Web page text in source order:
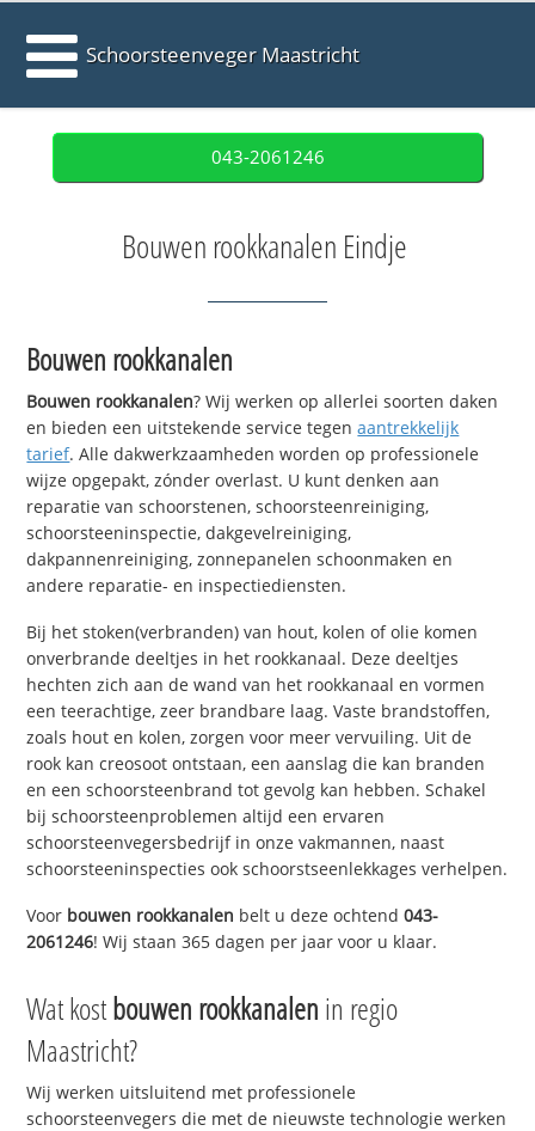
Schoorsteenveger Maastricht
043-2061246
Bouwen rookkanalen Eindje
Bouwen rookkanalen
Bouwen rookkanalen? Wij werken op allerlei soorten daken
en bieden een uitstekende service tegenaantrekkelijk
tarief. Alle dakwerkzaamheden worden op professionele
wijze opgepakt, zónder overlast. U kunt denken aan
reparatie van schoorstenen, schoorsteenreiniging,
schoorsteeninspectie, dakgevelreiniging,
dakpannenreiniging, zonnepanelen schoonmaken en
andere reparatie- en inspectiediensten.
Bij het stoken(verbranden) van hout, kolen of olie komen
onverbrande deeltjes in het rookkanaal. Deze deeltjes
hechten zich aan de wand van het rookkanaal en vormen
een teerachtige, zeer brandbare laag. Vaste brandstoffen,
zoals hout en kolen, zorgen voor meer vervuiling. Uit de
rook kan creosoot ontstaan, een aanslag die kan branden
en een schoorsteenbrand tot gevolg kan hebben. Schakel
bij schoorsteenproblemen altijd een ervaren
schoorsteenvegersbedrijf in onze vakmannen, naast
schoorsteeninspecties ook schoorstseenlekkages verhelpen.
Voor bouwen rookkanalen belt u deze ochtend043-
2061246! Wij staan 365 dagen per jaar voor u klaar.
Wat kostbouwen rookkanalen in regio
Maastricht?
Wij werken uitsluitend met professionele
schoorsteenvegers die met de nieuwste technologie werken